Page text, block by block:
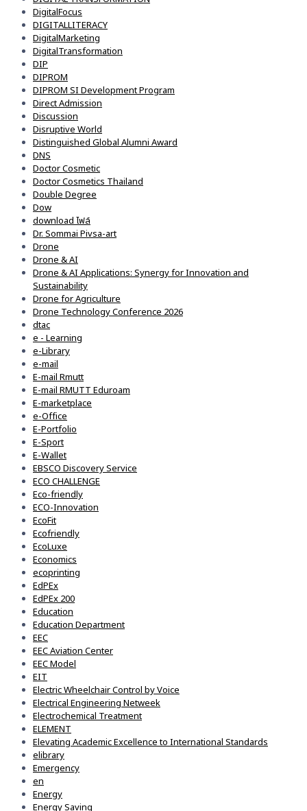
DigitalFocus
DIGITALLITERACY
DigitalMarketing
DigitalTransformation
DIP
DIPROM
DIPROM SI Development Program
Direct Admission
Discussion
Disruptive World
Distinguished Global Alumni Award
DNS
Doctor Cosmetic
Doctor Cosmetics Thailand
Double Degree
Dow
download ไฟล์
Dr. Sommai Pivsa-art
Drone
Drone & AI
Drone & AI Applications: Synergy for Innovation and
Sustainability
Drone for Agriculture
Drone Technology Conference 2026
dtac
e - Learning
e-Library
e-mail
E-mail Rmutt
E-mail RMUTT Eduroam
E-marketplace
e-Office
E-Portfolio
E-Sport
E-Wallet
EBSCO Discovery Service
ECO CHALLENGE
Eco-friendly
ECO-Innovation
EcoFit
Ecofriendly
EcoLuxe
Economics
ecoprinting
EdPEx
EdPEx 200
Education
Education Department
EEC
EEC Aviation Center
EEC Model
EIT
Electric Wheelchair Control by Voice
Electrical Engineering Netweek
Electrochemical Treatment
ELEMENT
Elevating Academic Excellence to International Standards
elibrary
Emergency
en
Energy
Energy Saving